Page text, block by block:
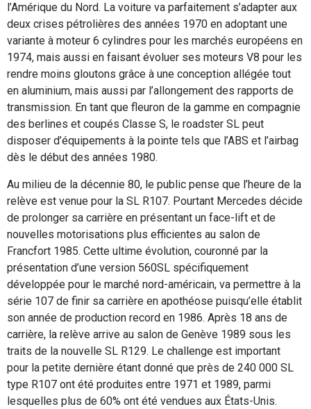
l’Amérique du Nord. La voiture va parfaitement s’adapter aux
deux crises pétrolières des années 1970 en adoptant une
variante à moteur 6 cylindres pour les marchés européens en
1974, mais aussi en faisant évoluer ses moteurs V8 pour les
rendre moins gloutons grâce à une conception allégée tout
en aluminium, mais aussi par l’allongement des rapports de
transmission. En tant que fleuron de la gamme en compagnie
des berlines et coupés Classe S, le roadster SL peut
disposer d’équipements à la pointe tels que l’ABS et l’airbag
dès le début des années 1980.
Au milieu de la décennie 80, le public pense que l’heure de la
relève est venue pour la SL R107. Pourtant Mercedes décide
de prolonger sa carrière en présentant un face-lift et de
nouvelles motorisations plus efficientes au salon de
Francfort 1985. Cette ultime évolution, couronné par la
présentation d’une version 560SL spécifiquement
développée pour le marché nord-américain, va permettre à la
série 107 de finir sa carrière en apothéose puisqu’elle établit
son année de production record en 1986. Après 18 ans de
carrière, la relève arrive au salon de Genève 1989 sous les
traits de la nouvelle SL R129. Le challenge est important
pour la petite dernière étant donné que près de 240 000 SL
type R107 ont été produites entre 1971 et 1989, parmi
lesquelles plus de 60% ont été vendues aux États-Unis.